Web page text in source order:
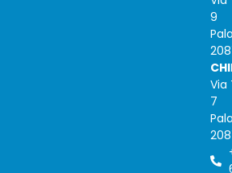
9
Via
7